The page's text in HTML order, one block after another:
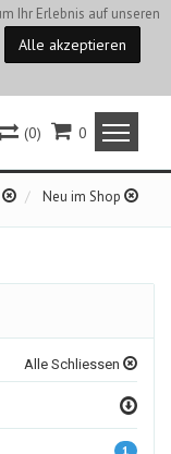
Ihr Erlebnis auf unseren
Alle akzeptieren
0
(0)
Neu im Shop
Alle Schliessen
1